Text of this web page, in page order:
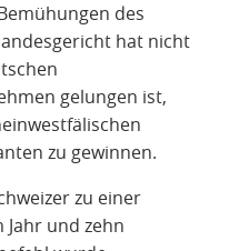
des
hat nicht
gelungen ist,
zu gewinnen.
zu einer
und zehn